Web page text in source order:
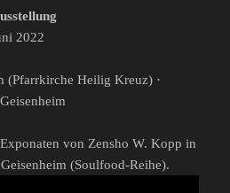
2022
(Pfarrkirche Heilig Kreuz) ·
von Zensho W. Kopp in
(Soulfood-Reihe).